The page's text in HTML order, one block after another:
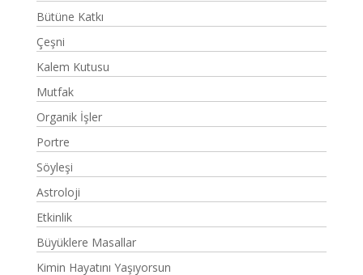
Bütüne Katkı
Çeşni
Kalem Kutusu
Mutfak
Organik İşler
Portre
Söyleşi
Astroloji
Etkinlik
Büyüklere Masallar
Kimin Hayatını Yaşıyorsun